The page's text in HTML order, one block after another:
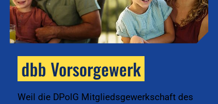
dbb Vorsorgewerk
Weil die DPolG Mitgliedsgewerkschaft des